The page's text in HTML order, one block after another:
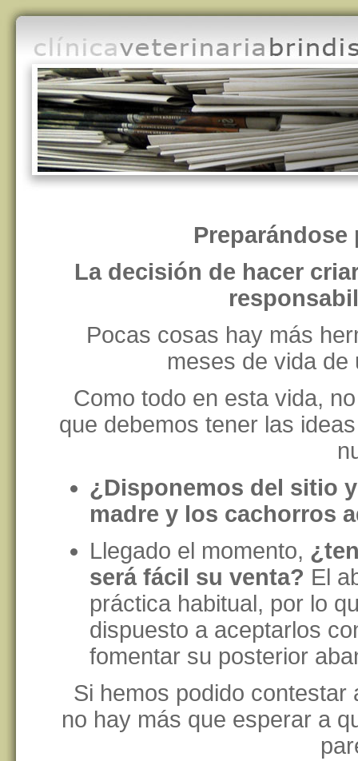
Preparándose
La decisión de hacer
Pocas cosas hay más
meses de vida
Como todo en esta vida,
que debemos tener las
¿Disponemos del sitio
madre y los cachorros
Llegado el momento,
será fácil su venta? El
práctica habitual, por lo
dispuesto a aceptarlos
fomentar su posterior
Si hemos podido
no hay más que esperar a